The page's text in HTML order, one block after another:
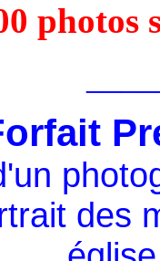
photos
des